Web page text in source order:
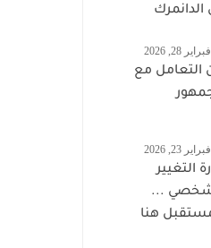
الدانمرك
فبراير 28, 2026
التعامل مع
فبراير 23, 2026
التغيير
...
هنا